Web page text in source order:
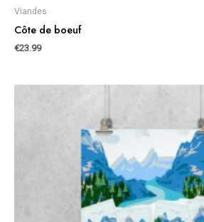
Viandes
Côte de boeuf
€23.99